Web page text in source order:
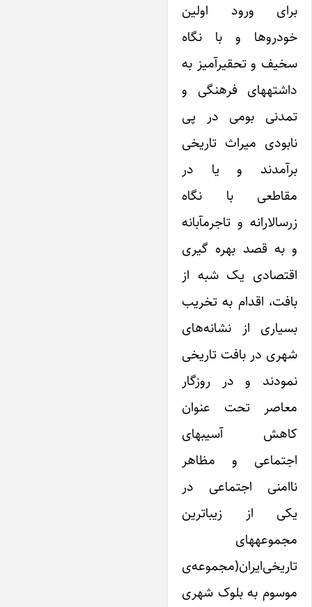
برای ورود اولین
خودروها و با نگاه
سخیف و تحقیرآمیز به
داشتههای فرهنگی و
تمدنی بومی‌ در پی
نابودی میراث تاریخی
برآمدند و ‌یا در
مقاطعی با نگاه
زرسالارانه و تاجرمآبانه
و به قصد بهره گیری
اقتصادی‌ یک شبه از
بافت، اقدام به تخریب
بسیاری از نشانه‌های
شهری در بافت تاریخی
نمودند و در روزگار
معاصر تحت عنوان
کاهش آسیبهای
اجتماعی و مظاهر
ناامنی اجتماعی در‌
یکی از زیباترین
مجموعههای
تاریخی‌ایران(مجموعه‌ی
موسوم به بلوک شهری